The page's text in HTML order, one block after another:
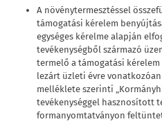
A növénytermesztéssel
támogatási kérelem
egységes kérelme alapján
tevékenységből származó
termelő a támogatási
lezárt üzleti évre
melléklete szerinti
tevékenységgel hasznosított
formanyomtatványon